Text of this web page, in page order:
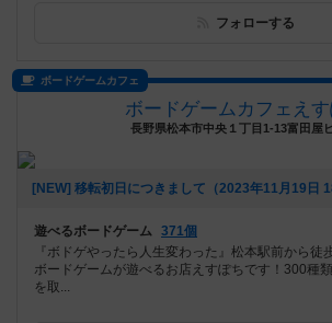
フォローする
ボードゲームカフェ
ボードゲームカフェえ
長野県松本市中央１丁目1-13富田屋
[NEW] 移転初日につきまして（2023年11月19日
遊べるボードゲーム 371個
『ボドゲやったら人生変わった』松本駅前から徒
ボードゲームが遊べるお店えすぽちです！300種
を取...